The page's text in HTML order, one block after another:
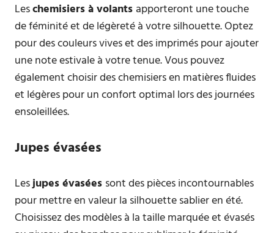
Leschemisiers à volants apporteront une touche
de féminité et de légèreté à votre silhouette. Optez
pour des couleurs vives et des imprimés pour ajouter
une note estivale à votre tenue. Vous pouvez
également choisir des chemisiers en matières fluides
et légères pour un confort optimal lors des journées
ensoleillées.
Jupes évasées
Lesjupes évasées sont des pièces incontournables
pour mettre en valeur la silhouette sablier en été.
Choisissez des modèles à la taille marquée et évasés